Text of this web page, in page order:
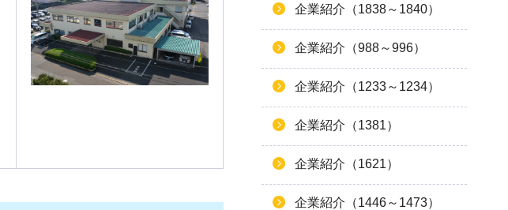
企業紹介（1838～1840）
企業紹介（988～996）
企業紹介（1233～1234）
企業紹介（1381）
企業紹介（1621）
企業紹介（1446～1473）